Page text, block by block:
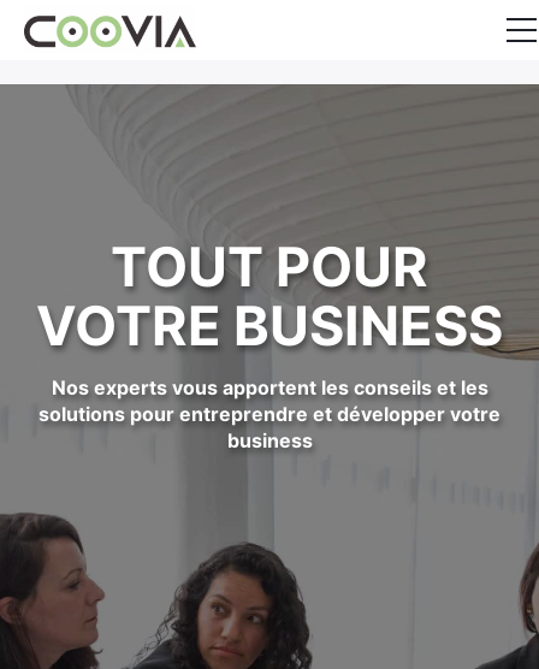
TOUT POUR
VOTRE BUSINESS
Nos experts vous apportent les conseils et les
solutions pour entreprendre et développer votre
business
Entreprenariat
CONTACT
Facebook
Twitter